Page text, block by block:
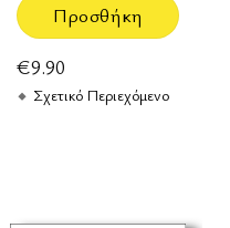
Προσθήκη
€9.90
Σχετικό Περιεχόμενο